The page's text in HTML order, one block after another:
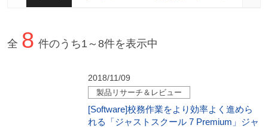
全 8 件のうち1～ 8件を表示中
2018/11/09
製品リサーチ＆レビュー
[Software]校務作業をより効率よく進めら
れる「ジャストスクール 7 Premium」ジャ